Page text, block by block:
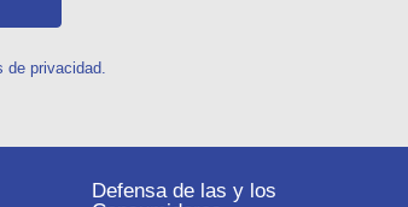
privacidad.
Defensa de las y los